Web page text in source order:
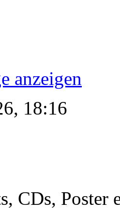
anzeigen
18:16
CDs, Poster